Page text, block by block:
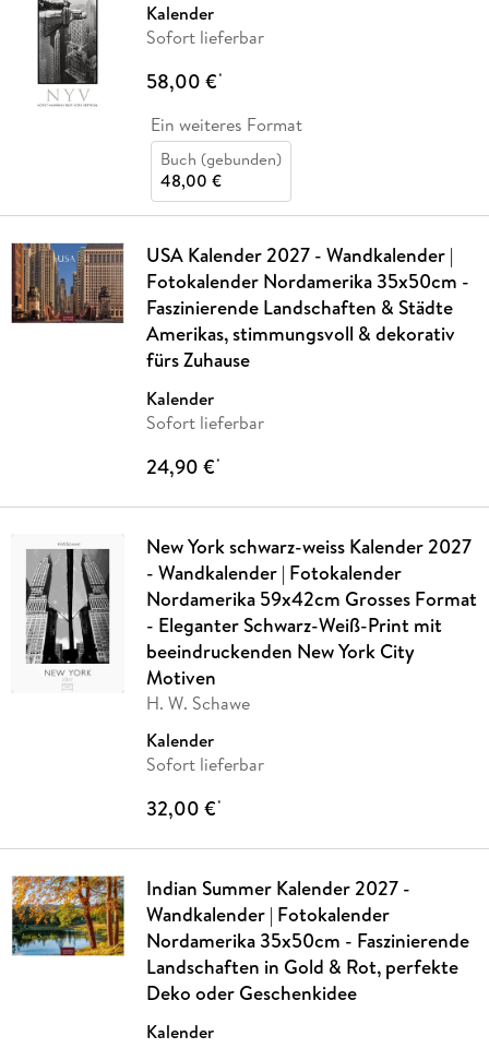
Kalender
Sofort lieferbar
58,00 €*
Ein weiteres Format
Buch (gebunden)
48,00 €
USA Kalender 2027 - Wandkalender |
Fotokalender Nordamerika 35x50cm -
Faszinierende Landschaften & Städte
Amerikas, stimmungsvoll & dekorativ
fürs Zuhause
Kalender
Sofort lieferbar
24,90 €*
New York schwarz-weiss Kalender 2027
- Wandkalender | Fotokalender
Nordamerika 59x42cm Grosses Format
- Eleganter Schwarz-Weiß-Print mit
beeindruckenden New York City
Motiven
H. W. Schawe
Kalender
Sofort lieferbar
32,00 €*
Indian Summer Kalender 2027 -
Wandkalender | Fotokalender
Nordamerika 35x50cm - Faszinierende
Landschaften in Gold & Rot, perfekte
Deko oder Geschenkidee
Kalender